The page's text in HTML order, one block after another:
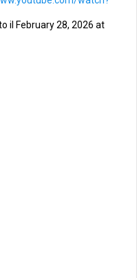
il February 28, 2026 at